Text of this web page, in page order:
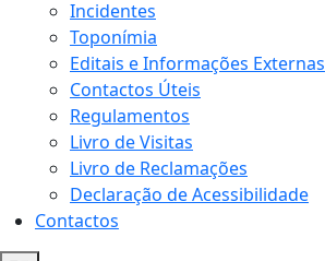
Incidentes
Toponímia
Editais e Informações Externas
Contactos Úteis
Regulamentos
Livro de Visitas
Livro de Reclamações
Declaração de Acessibilidade
Contactos